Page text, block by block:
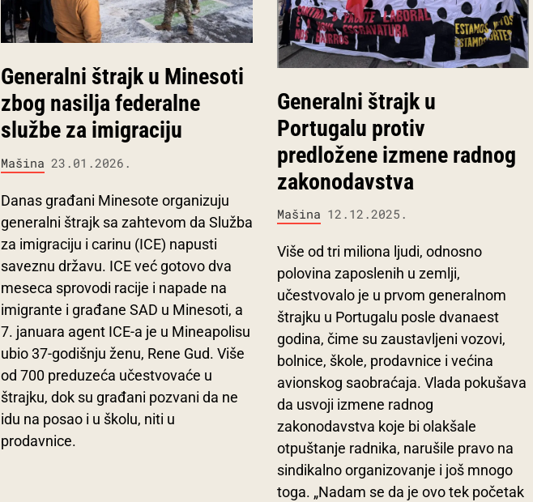
Generalni štrajk u Minesoti
zbog nasilja federalne
službe za imigraciju
Mašina 23.01.2026.
Danas građani Minesote organizuju
generalni štrajk sa zahtevom da Služba
za imigraciju i carinu (ICE) napusti
saveznu državu. ICE već gotovo dva
meseca sprovodi racije i napade na
imigrante i građane SAD u Minesoti, a
7. januara agent ICE-a je u Mineapolisu
ubio 37-godišnju ženu, Rene Gud. Više
od 700 preduzeća učestvovaće u
štrajku, dok su građani pozvani da ne
idu na posao i u školu, niti u
prodavnice.
Generalni štrajk u
Portugalu protiv
predložene izmene radnog
zakonodavstva
Mašina 12.12.2025.
Više od tri miliona ljudi, odnosno
polovina zaposlenih u zemlji,
učestvovalo je u prvom generalnom
štrajku u Portugalu posle dvanaest
godina, čime su zaustavljeni vozovi,
bolnice, škole, prodavnice i većina
avionskog saobraćaja. Vlada pokušava
da usvoji izmene radnog
zakonodavstva koje bi olakšale
otpuštanje radnika, narušile pravo na
sindikalno organizovanje i još mnogo
toga. „Nadam se da je ovo tek početak